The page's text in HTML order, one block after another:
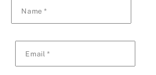
Name*
Email *